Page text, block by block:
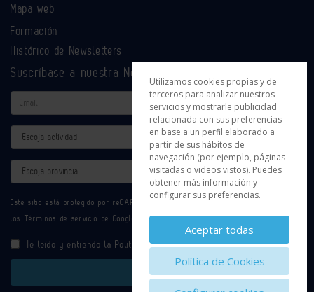
Mapa web
Formación
Histórico de Newsletters
Suscríbase a nuestra Newsletter
Email
Actividad
Provincia
Este sitio está protegido por reCAPTCHA y se aplican la
los Términos de servicio de Google.
He leído y entiendo la Política de Privacidad
Enviar
Utilizamos cookies propias y de
terceros para analizar nuestros
servicios y mostrarle publicidad
relacionada con sus preferencias
en base a un perfil elaborado a
partir de sus hábitos de
navegación (por ejemplo, páginas
visitadas o videos vistos). Puedes
obtener más información y
configurar sus preferencias.
Aceptar todas
Política de Cookies